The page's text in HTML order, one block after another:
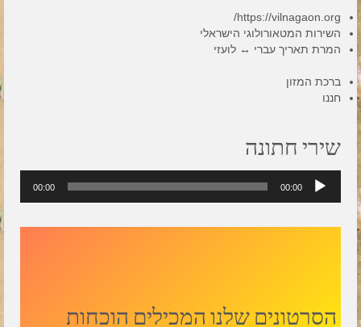
https://vilnagaon.org/
השירות המטאורולוגי הישראלי
המרת תאריך עברי ↔ לועזי
ברכת המזון
חננו
שירי חתונה
אודיו
00:00
00:00
הסרטונים שלנו המכילים הוכחות